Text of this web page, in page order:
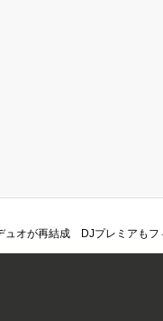
オが再結成 DJプレミアもフ